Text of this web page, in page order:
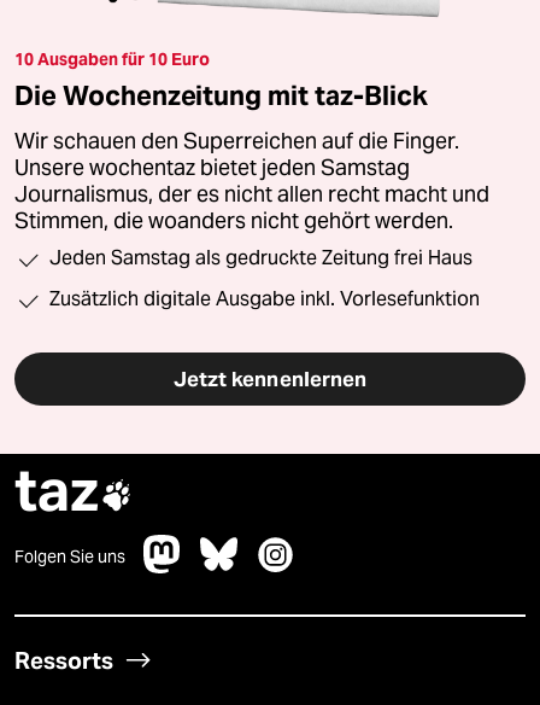
10 Ausgaben für 10 Euro
Die Wochenzeitung mit taz-Blick
Wir schauen den Superreichen auf die Finger.
Unsere wochentaz bietet jeden Samstag
Journalismus, der es nicht allen recht macht und
Stimmen, die woanders nicht gehört werden.
Jeden Samstag als gedruckte Zeitung frei Haus
Zusätzlich digitale Ausgabe inkl. Vorlesefunktion
Jetzt kennenlernen
taz
Folgen Sie uns
Ressorts